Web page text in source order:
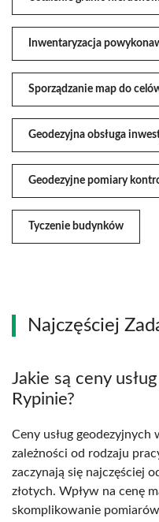
Inwentaryzacja
Sporządzanie map do
Geodezyjna obsługa
Geodezyjne pomiary
Tyczenie budynków
Najczęściej
Jakie są ceny
Rypinie?
Ceny usług
zależności od rodzaju
zaczynają się najczęściej
złotych. Wpływ na cenę
skomplikowanie